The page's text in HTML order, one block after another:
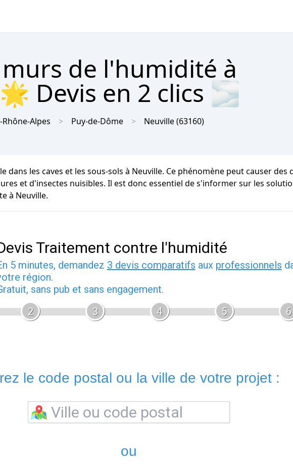
de l'humidité à
Devis en 2 clics 🌫
Alpes Puy-de-Dôme Neuville(63160)
les caves et les sous-sols à Neuville. Ce phénomène peut causer
et d'insectes nuisibles. Il est donc essentiel de s'informer sur les
à Neuville.
Traitement contre l'humidité
5 minutes, demandez 3 devis comparatifs aux professionnels
région.
sans pub et sans engagement.
2 3 4 5 6
le code postal ou la ville de votre projet :
ou